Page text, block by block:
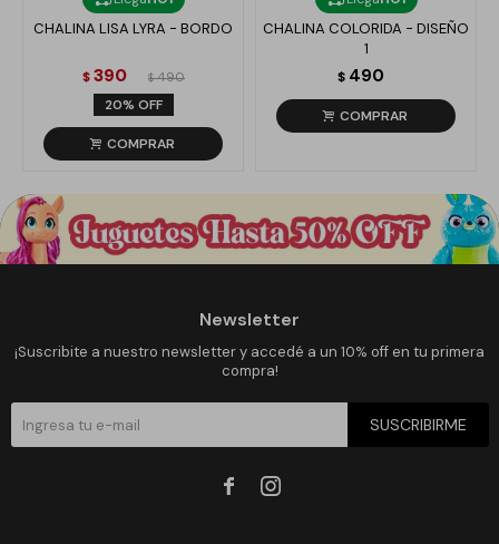
CHALINA LISA LYRA - BORDO
$ 390 $ 490
20
CHALINA COLORIDA - DISEÑO
1
$ 490
Newsletter
¡Suscribite a nuestro newsletter y accedé a un 10% off en tu primera
compra!
SUSCRIBIRME
 